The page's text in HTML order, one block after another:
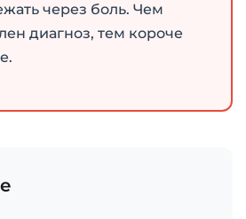
через боль. Чем
диагноз, тем короче